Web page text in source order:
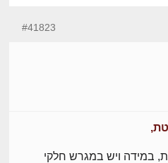
#41823
במידה ויש במגרש חלקי